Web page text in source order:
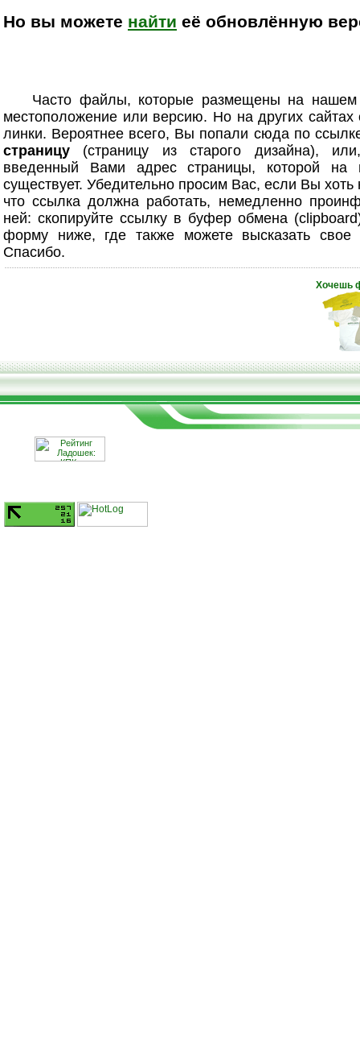
Но вы можете найти её обновлённую
Часто файлы, которые размещены на нашем
местоположение или версию. Но на других
линки. Вероятнее всего, Вы попали сюда по
страницу (страницу из старого дизайна),
введенный Вами адрес страницы, которой на
существует. Убедительно просим Вас, если Вы
что ссылка должна работать, немедленно
ней: скопируйте ссылку в буфер обмена
форму ниже, где также можете высказать свое
Спасибо.
Хочешь